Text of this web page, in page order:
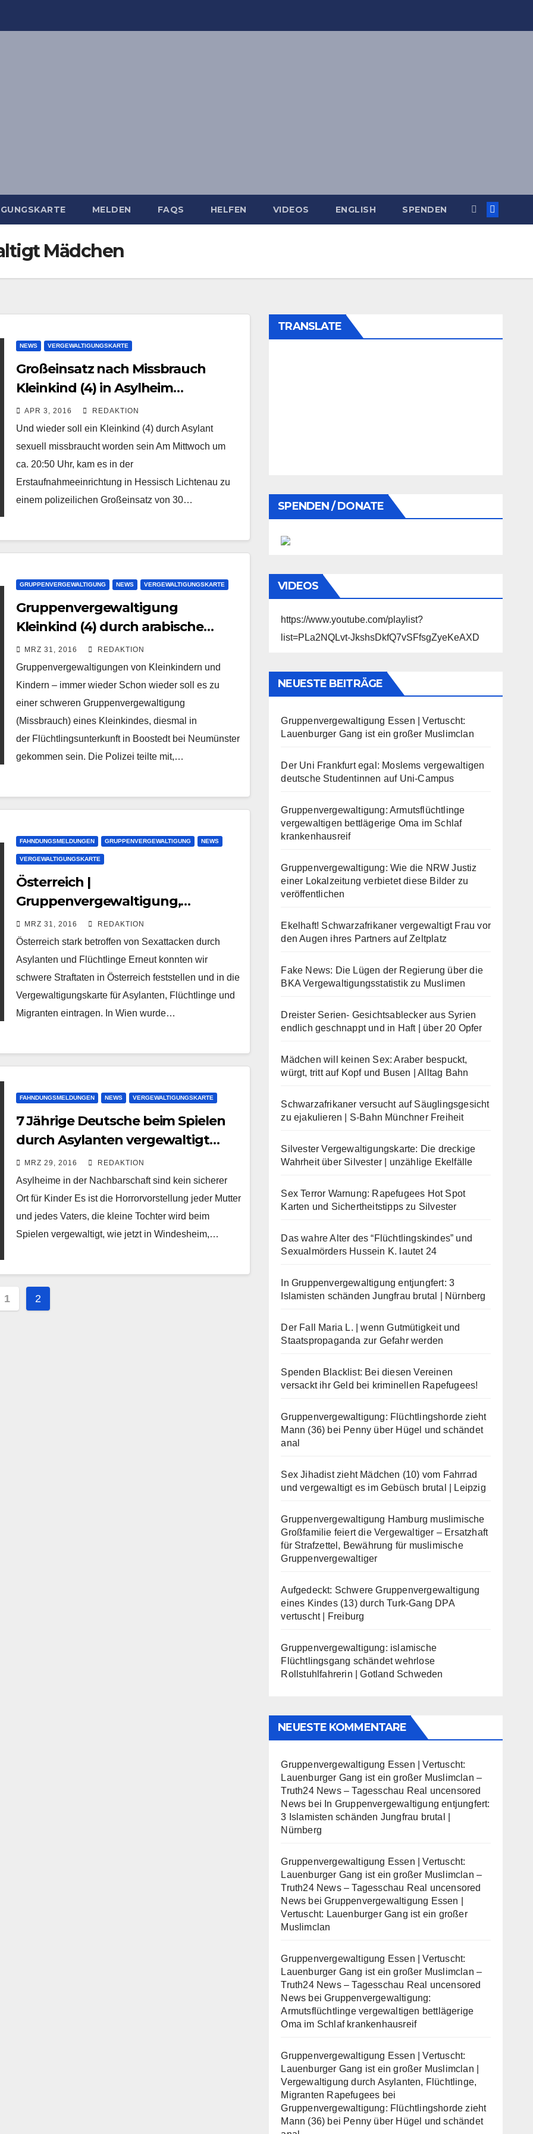
MELDEN FAQS HELFEN VIDEOS ENGLISH SPENDEN
Mädchen
NEWS VERGEWALTIGUNGSKARTE
Großeinsatz nach Missbrauch
Kleinkind (4) in Asylheim
Lichtenau durch afghanischen
Flüchtling
APR 3, 2016 REDAKTION
Und wieder soll ein Kleinkind (4) durch Asylant
sexuell missbraucht worden sein Am Mittwoch um
ca. 20:50 Uhr, kam es in der
Erstaufnahmeeinrichtung in Hessisch Lichtenau zu
einem polizeilichen Großeinsatz von 30…
GRUPPENVERGEWALTIGUNG NEWS VERGEWALTIGUNGSKARTE
Gruppenvergewaltigung
Kleinkind (4) durch arabische
Asylanten in Erstaufnahme
Boostedt | 8 Jähriger musste
zusehen
MRZ 31, 2016 REDAKTION
Gruppenvergewaltigungen von Kleinkindern und
Kindern – immer wieder Schon wieder soll es zu
einer schweren Gruppenvergewaltigung
(Missbrauch) eines Kleinkindes, diesmal in
der Flüchtlingsunterkunft in Boostedt bei Neumünster
gekommen sein. Die Polizei teilte mit,…
FAHNDUNGSMELDUNGEN GRUPPENVERGEWALTIGUNG NEWS
VERGEWALTIGUNGSKARTE
Österreich |
Gruppenvergewaltigung,
Serienvergewaltigung, Mord,
Onanie durch Asylanten stark
betroffen
MRZ 31, 2016 REDAKTION
Österreich stark betroffen von Sexattacken durch
Asylanten und Flüchtlinge Erneut konnten wir
schwere Straftaten in Österreich feststellen und in die
Vergewaltigungskarte für Asylanten, Flüchtlinge und
Migranten eintragen. In Wien wurde…
FAHNDUNGSMELDUNGEN NEWS VERGEWALTIGUNGSKARTE
7 Jährige Deutsche beim Spielen
durch Asylanten vergewaltigt
(missbraucht) | Tatort Asylheim
Windesheim
MRZ 29, 2016 REDAKTION
Asylheime in der Nachbarschaft sind kein sicherer
Ort für Kinder Es ist die Horrorvorstellung jeder Mutter
und jedes Vaters, die kleine Tochter wird beim
Spielen vergewaltigt, wie jetzt in Windesheim,…
1 2
TRANSLATE
SPENDEN / DONATE
VIDEOS
https://www.youtube.com/playlist?
list=PLa2NQLvt-JkshsDkfQ7vSFfsgZyeKeAXD
NEUESTE BEITRÄGE
Gruppenvergewaltigung Essen | Vertuscht:
Lauenburger Gang ist ein großer Muslimclan
Der Uni Frankfurt egal: Moslems vergewaltigen
deutsche Studentinnen auf Uni-Campus
Gruppenvergewaltigung: Armutsflüchtlinge
vergewaltigen bettlägerige Oma im Schlaf
krankenhausreif
Gruppenvergewaltigung: Wie die NRW Justiz
einer Lokalzeitung verbietet diese Bilder zu
veröffentlichen
Ekelhaft! Schwarzafrikaner vergewaltigt Frau vor
den Augen ihres Partners auf Zeltplatz
Fake News: Die Lügen der Regierung über die
BKA Vergewaltigungsstatistik zu Muslimen
Dreister Serien- Gesichtsablecker aus Syrien
endlich geschnappt und in Haft | über 20 Opfer
Mädchen will keinen Sex: Araber bespuckt,
würgt, tritt auf Kopf und Busen | Alltag Bahn
Schwarzafrikaner versucht auf Säuglingsgesicht
zu ejakulieren | S-Bahn Münchner Freiheit
Silvester Vergewaltigungskarte: Die dreckige
Wahrheit über Silvester | unzählige Ekelfälle
Sex Terror Warnung: Rapefugees Hot Spot
Karten und Sichertheitstipps zu Silvester
Das wahre Alter des “Flüchtlingskindes” und
Sexualmörders Hussein K. lautet 24
In Gruppenvergewaltigung entjungfert: 3
Islamisten schänden Jungfrau brutal | Nürnberg
Der Fall Maria L. | wenn Gutmütigkeit und
Staatspropaganda zur Gefahr werden
Spenden Blacklist: Bei diesen Vereinen
versackt ihr Geld bei kriminellen Rapefugees!
Gruppenvergewaltigung: Flüchtlingshorde zieht
Mann (36) bei Penny über Hügel und schändet
anal
Sex Jihadist zieht Mädchen (10) vom Fahrrad
und vergewaltigt es im Gebüsch brutal | Leipzig
Gruppenvergewaltigung Hamburg muslimische
Großfamilie feiert die Vergewaltiger – Ersatzhaft
für Strafzettel, Bewährung für muslimische
Gruppenvergewaltiger
Aufgedeckt: Schwere Gruppenvergewaltigung
eines Kindes (13) durch Turk-Gang DPA
vertuscht | Freiburg
Gruppenvergewaltigung: islamische
Flüchtlingsgang schändet wehrlose
Rollstuhlfahrerin | Gotland Schweden
NEUESTE KOMMENTARE
Gruppenvergewaltigung Essen | Vertuscht:
Lauenburger Gang ist ein großer Muslimclan –
Truth24 News – Tagesschau Real uncensored
News bei In Gruppenvergewaltigung entjungfert:
3 Islamisten schänden Jungfrau brutal |
Nürnberg
Gruppenvergewaltigung Essen | Vertuscht:
Lauenburger Gang ist ein großer Muslimclan –
Truth24 News – Tagesschau Real uncensored
News beiGruppenvergewaltigung Essen |
Vertuscht: Lauenburger Gang ist ein großer
Muslimclan
Gruppenvergewaltigung Essen | Vertuscht:
Lauenburger Gang ist ein großer Muslimclan –
Truth24 News – Tagesschau Real uncensored
News beiGruppenvergewaltigung:
Armutsflüchtlinge vergewaltigen bettlägerige
Oma im Schlaf krankenhausreif
Gruppenvergewaltigung Essen | Vertuscht:
Lauenburger Gang ist ein großer Muslimclan |
Vergewaltigung durch Asylanten, Flüchtlinge,
Migranten Rapefugees bei
Gruppenvergewaltigung: Flüchtlingshorde zieht
Mann (36) bei Penny über Hügel und schändet